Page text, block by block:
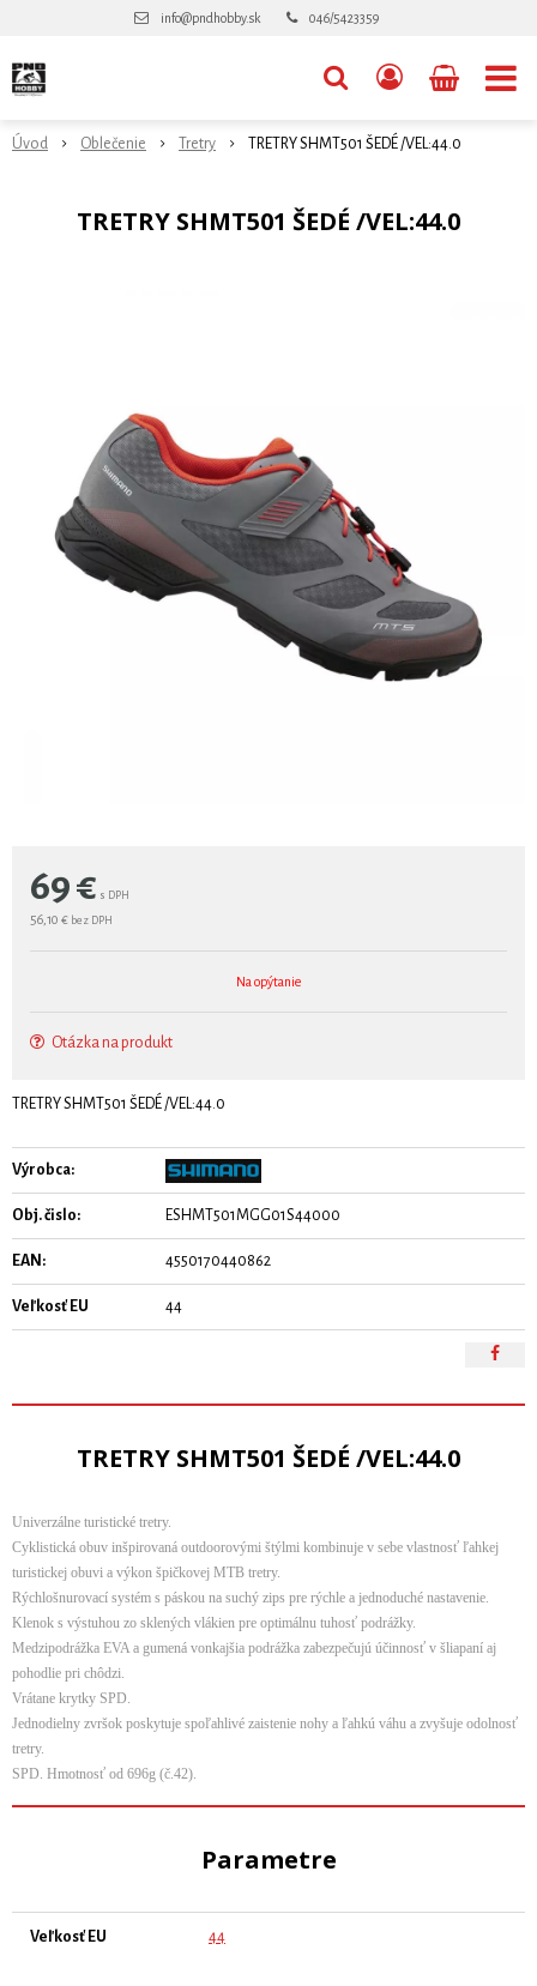
info@pndhobby.sk 046/5423359
Úvod Oblečenie Tretry TRETRY SHMT501 ŠEDÉ /VEL:44.0
TRETRY SHMT501 ŠEDÉ /VEL:44.0
69€ s DPH
56,10 € bez DPH
Na opýtanie
Otázka na produkt
TRETRY SHMT501 ŠEDÉ /VEL:44.0
Výrobca:
Obj. čislo: ESHMT501MGG01S44000
EAN: 4550170440862
Veľkosť EU 44
TRETRY SHMT501 ŠEDÉ /VEL:44.0
Univerzálne turistické tretry.
Cyklistická obuv inšpirovaná outdoorovými štýlmi kombinuje v sebe vlastnosť ľahkej
turistickej obuvi a výkon špičkovej MTB tretry.
Rýchlošnurovací systém s páskou na suchý zips pre rýchle a jednoduché nastavenie.
Klenok s výstuhou zo sklených vlákien pre optimálnu tuhosť podrážky.
Medzipodrážka EVA a gumená vonkajšia podrážka zabezpečujú účinnosť v šliapaní aj
pohodlie pri chôdzi.
Vrátane krytky SPD.
Jednodielny zvršok poskytuje spoľahlivé zaistenie nohy a ľahkú váhu a zvyšuje odolnosť
tretry.
SPD. Hmotnosť od 696g (č.42).
Parametre
Veľkosť EU 44